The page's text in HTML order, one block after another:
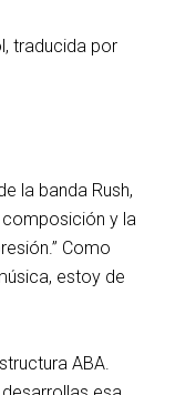
traducida por
la banda Rush,
composición y la
Como
estoy de
ABA.